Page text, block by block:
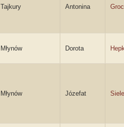
Tajkury Antonina
Młynów Dorota
Młynów Józefat